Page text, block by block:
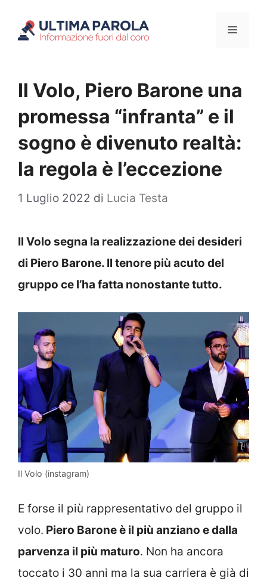
Menu
Il Volo, Piero Barone una
promessa “infranta” e il
sogno è divenuto realtà:
la regola è l’eccezione
1 Luglio 2022 di Lucia Testa
Il Volo segna la realizzazione dei desideri
di Piero Barone. Il tenore più acuto del
gruppo ce l’ha fatta nonostante tutto.
Il Volo (instagram)
E forse il più rappresentativo del gruppo il
volo. Piero Barone è il più anziano e dalla
parvenza il più maturo. Non ha ancora
toccato i 30 anni ma la sua carriera è già di